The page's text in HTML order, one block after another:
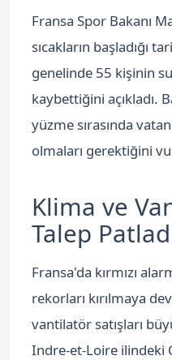
Fransa Spor Bakanı
sıcakların başladığı
genelinde 55 kişinin
kaybettiğini açıkladı.
yüzme sırasında
olmaları gerektiğini
Klima ve
Talep
Fransa'da kırmızı
rekorları kırılmaya
vantilatör satışları
Indre-et-Loire ilindeki